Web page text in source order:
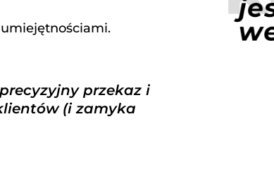
przekaz i
(i zamyka